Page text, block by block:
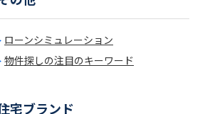
ローンシミュレーション
物件探しの注目のキーワード
宅ブランド